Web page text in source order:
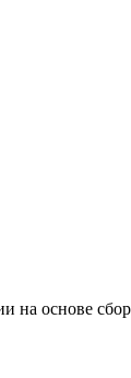
основе